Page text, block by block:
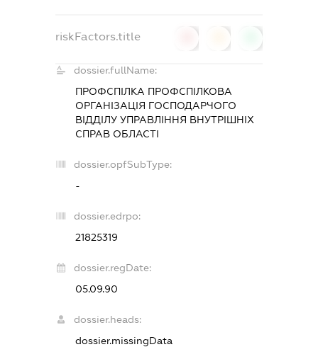
riskFactors.title
dossier.fullName:
ПРОФСПІЛКА ПРОФСПІЛКОВА
ОРГАНІЗАЦІЯ ГОСПОДАРЧОГО
ВІДДІЛУ УПРАВЛІННЯ ВНУТРІШНІХ
СПРАВ ОБЛАСТІ
dossier.opfSubType:
-
dossier.edrpo:
21825319
dossier.regDate:
05.09.90
dossier.heads:
dossier.missingData